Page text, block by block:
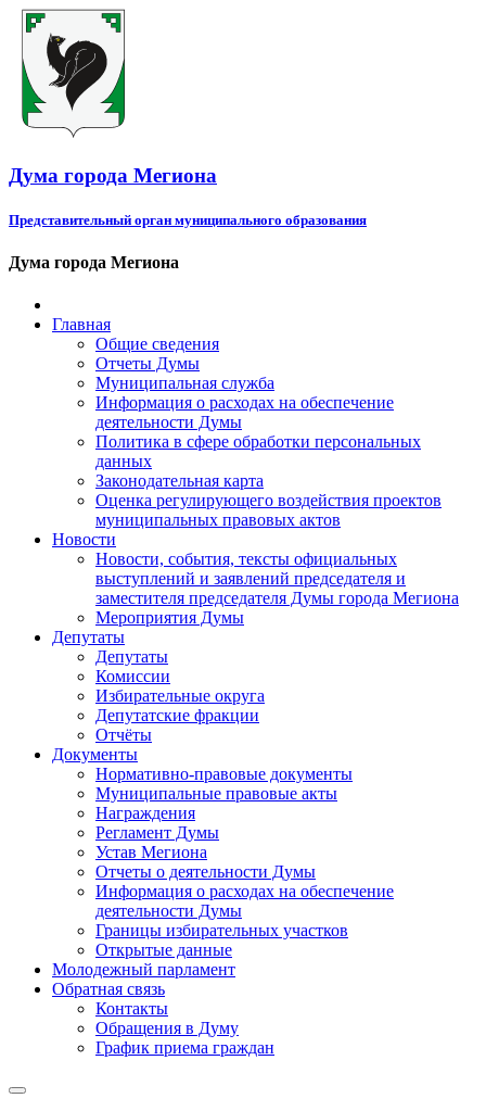
Дума города Мегиона
Представительный орган муниципального образования
Дума города Мегиона
Главная
Общие сведения
Отчеты Думы
Муниципальная служба
Информация о расходах на обеспечение
деятельности Думы
Политика в сфере обработки персональных
данных
Законодательная карта
Оценка регулирующего воздействия проектов
муниципальных правовых актов
Новости
Новости, события, тексты официальных
выступлений и заявлений председателя и
заместителя председателя Думы города Мегиона
Мероприятия Думы
Депутаты
Депутаты
Комиссии
Избирательные округа
Депутатские фракции
Отчёты
Документы
Нормативно-правовые документы
Муниципальные правовые акты
Награждения
Регламент Думы
Устав Мегиона
Отчеты о деятельности Думы
Информация о расходах на обеспечение
деятельности Думы
Границы избирательных участков
Открытые данные
Молодежный парламент
Обратная связь
Контакты
Обращения в Думу
График приема граждан